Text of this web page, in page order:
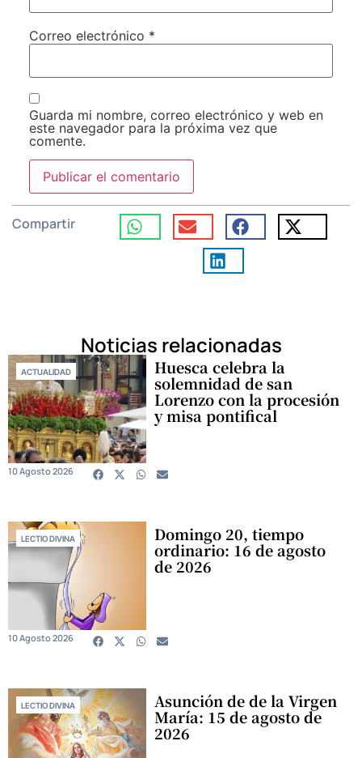
Correo electrónico *
Guarda mi nombre, correo electrónico y web en
este navegador para la próxima vez que
comente.
Compartir
Noticias relacionadas
ACTUALIDAD Huesca celebra la
solemnidad de san
Lorenzo con la procesión
y misa pontifical
10 Agosto 2026
LECTIO DIVINA Domingo 20, tiempo
ordinario: 16 de agosto
de 2026
10 Agosto 2026
LECTIO DIVINA Asunción de de la Virgen
María: 15 de agosto de
2026